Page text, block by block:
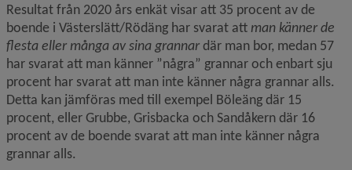
Resultat från 2020 års enkät visar att 35 procent av de
boende i Västerslätt/Rödäng har svarat att man känner de
flesta eller många av sina grannar där man bor, medan 57
har svarat att man känner ”några” grannar och enbart sju
procent har svarat att man inte känner några grannar alls.
Detta kan jämföras med till exempel Böleäng där 15
procent, eller Grubbe, Grisbacka och Sandåkern där 16
procent av de boende svarat att man inte känner några
grannar alls.